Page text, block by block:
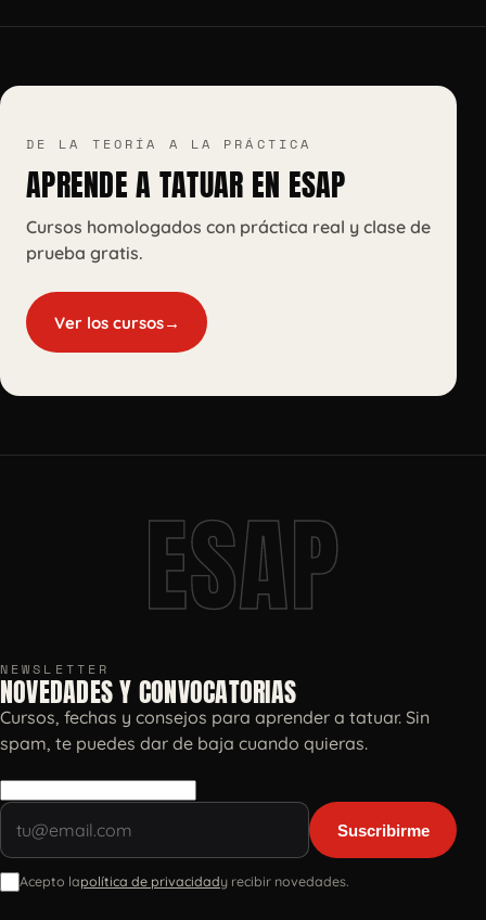
DE LA TEORÍA A LA PRÁCTICA
APRENDE A TATUAR EN ESAP
Cursos homologados con práctica real y clase de
prueba gratis.
Ver los cursos→
ESAP
NEWSLETTER
NOVEDADES Y CONVOCATORIAS
Cursos, fechas y consejos para aprender a tatuar. Sin
spam, te puedes dar de baja cuando quieras.
Suscribirme
Acepto lapolítica de privacidady recibir novedades.